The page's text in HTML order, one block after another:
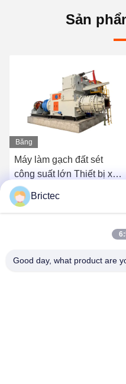
Sản
Băng
hình
Máy làm gạch đất sét
công suất lớn Thiết bị xây
dựng gạch Máy đùn chân
không
Nói Chuyện Ngay.
Brictec
Good day, what product are